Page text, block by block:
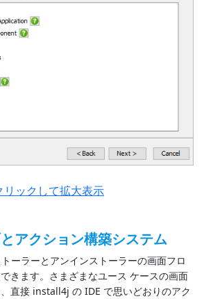
リックして拡大表示
アクション構築システム
ーラーとアンインストーラーの画面フロ
きます。さまざまなユース ケースの画面
直接 install4j の IDE で思いどおりのアク